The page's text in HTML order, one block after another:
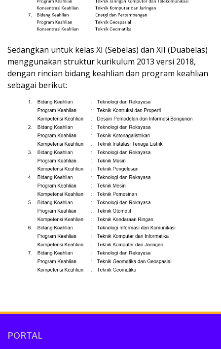
Sedangkan untuk kelas XI (Sebelas) dan XII (Duabelas)
menggunakan struktur kurikulum 2013 versi 2018,
dengan rincian bidang keahlian dan program keahlian
sebagai berikut:
PORTAL